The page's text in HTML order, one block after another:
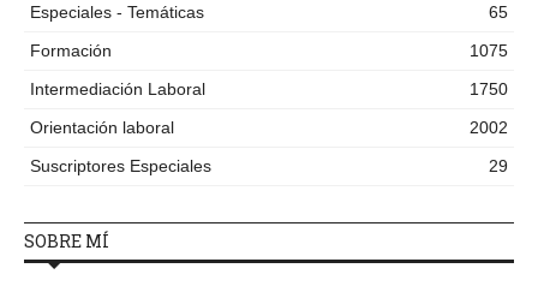
Especiales - Temáticas
65
Formación
1075
Intermediación Laboral
1750
Orientación laboral
2002
Suscriptores Especiales
29
SOBRE MÍ